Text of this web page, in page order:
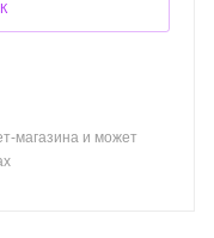
магазина и может